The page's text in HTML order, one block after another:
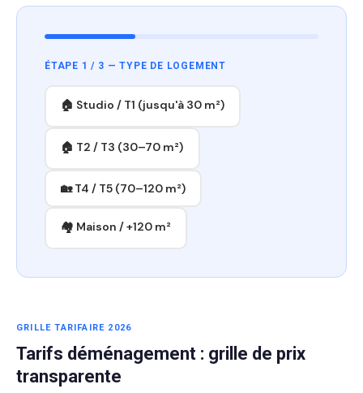
ÉTAPE 1 / 3 — TYPE DE LOGEMENT
🏠 Studio / T1 (jusqu'à 30 m²)
🏠 T2 / T3 (30–70 m²)
🏡 T4 / T5 (70–120 m²)
🏘 Maison / +120 m²
GRILLE TARIFAIRE 2026
Tarifs déménagement : grille de prix
transparente